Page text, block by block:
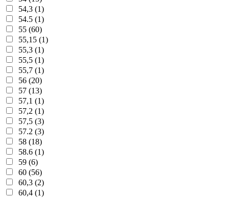
54,3 (1)
54.5 (1)
55 (60)
55,15 (1)
55,3 (1)
55,5 (1)
55,7 (1)
56 (20)
57 (13)
57,1 (1)
57,2 (1)
57,5 (3)
57.2 (3)
58 (18)
58.6 (1)
59 (6)
60 (56)
60,3 (2)
60,4 (1)